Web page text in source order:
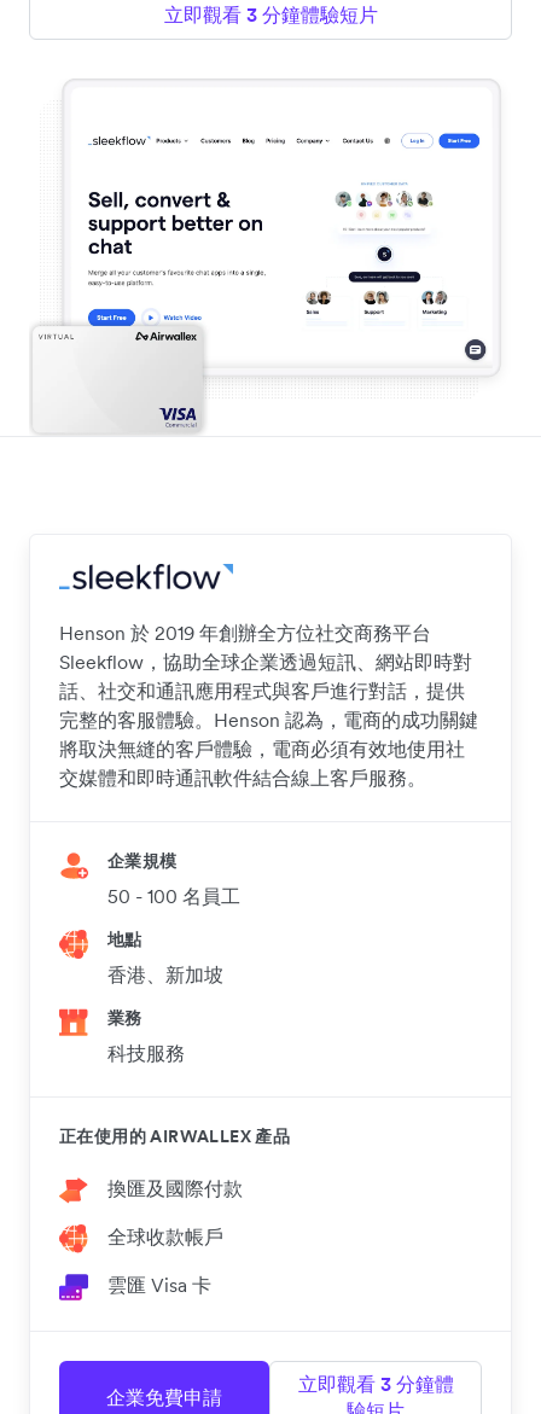
立即觀看 3 分鐘體驗短片
Henson 於 2019 年創辦全方位社交商務平台
Sleekflow，協助全球企業透過短訊、網站即時對
話、社交和通訊應用程式與客戶進行對話，提供
完整的客服體驗。Henson 認為，電商的成功關鍵
將取決無縫的客戶體驗，電商必須有效地使用社
交媒體和即時通訊軟件結合線上客戶服務。
企業規模
50 - 100 名員工
地點
香港、新加坡
業務
科技服務
正在使用的 AIRWALLEX 產品
換匯及國際付款
全球收款帳戶
雲匯 Visa 卡
企業免費申請
立即觀看 3 分鐘體